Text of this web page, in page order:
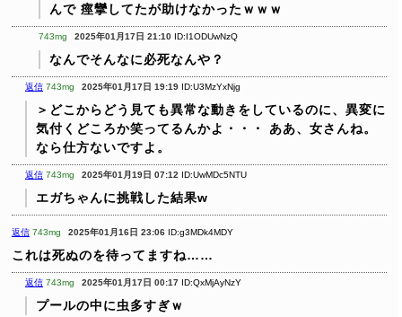
んで 痙攣してたが助けなかったｗｗｗ
743mg 2025年01月17日 21:10 ID:I1ODUwNzQ
なんでそんなに必死なんや？
返信 743mg 2025年01月17日 19:19 ID:U3MzYxNjg
＞どこからどう見ても異常な動きをしているのに、異変に
気付くどころか笑ってるんかよ・・・
ああ、女さんね。
なら仕方ないですよ。
返信 743mg 2025年01月19日 07:12 ID:UwMDc5NTU
エガちゃんに挑戦した結果w
返信 743mg 2025年01月16日 23:06 ID:g3MDk4MDY
これは死ぬのを待ってますね……
返信 743mg 2025年01月17日 00:17 ID:QxMjAyNzY
プールの中に虫多すぎｗ